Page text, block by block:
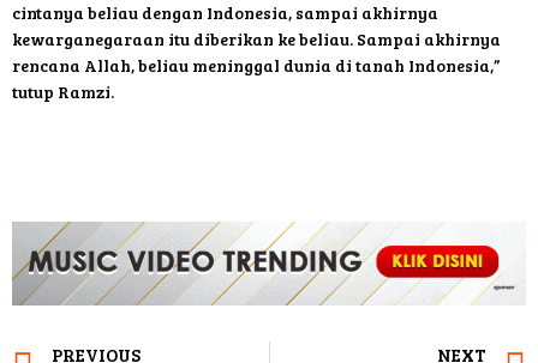
cintanya beliau dengan Indonesia, sampai akhirnya
kewarganegaraan itu diberikan ke beliau. Sampai akhirnya
rencana Allah, beliau meninggal dunia di tanah Indonesia,”
tutup Ramzi.
PREVIOUS NEXT